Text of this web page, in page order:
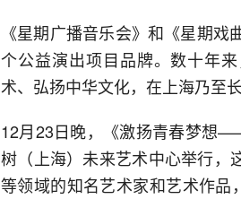
《星期广播音乐会》和《星期
个公益演出项目品牌。数十年
术、弘扬中华文化，在上海乃至
12月23日晚，《激扬青春梦想
树（上海）未来艺术中心举行，
等领域的知名艺术家和艺术作品